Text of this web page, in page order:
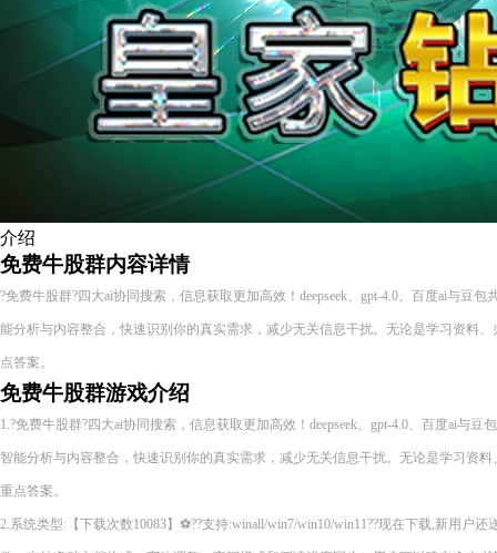
介绍
免费牛股群内容详情
?免费牛股群?四大ai协同搜索，信息获取更加高效！deepseek、gpt-4.0、百度ai与豆
能分析与内容整合，快速识别你的真实需求，减少无关信息干扰。无论是学习资料
点答案。
免费牛股群游戏介绍
1.?免费牛股群?四大ai协同搜索，信息获取更加高效！deepseek、gpt-4.0、百度ai与豆
智能分析与内容整合，快速识别你的真实需求，减少无关信息干扰。无论是学习资
重点答案。
2.系统类型:【下载次数10083】⚽??支持:winall/win7/win10/win11??现在下载,新用户